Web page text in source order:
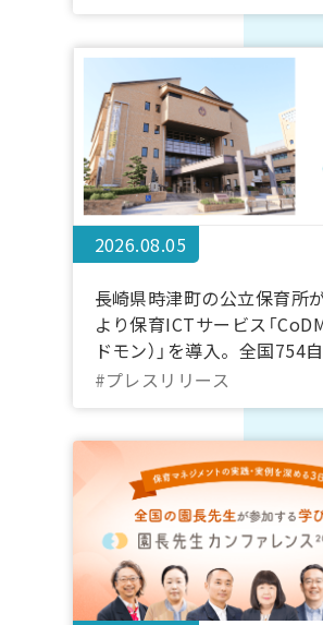
2026.08.05
長崎県時津町の公立保育所
より保育ICTサービス「
ドモン）」を導入。全国754
長崎県内では計7自治体に普
#プレスリリース